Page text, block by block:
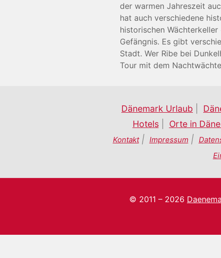
der warmen Jahreszeit
hat auch verschiedene
historischen
Gefängnis. Es gibt
Stadt. Wer Ribe bei
Tour mit dem
Dänemark Urlaub
Hotels| Orte in
Kontakt| Impressum|
© 2011 – 2026